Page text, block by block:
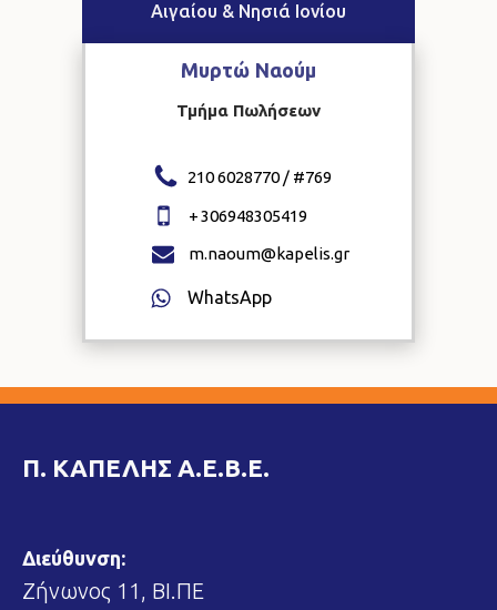
Αιγαίου & Νησιά Ιονίου
Μυρτώ Ναούμ
Τμήμα Πωλήσεων
210 6028770 / #769
+306948305419
m.naoum@kapelis.gr
WhatsApp
Π. ΚΑΠΕΛΗΣ Α.Ε.Β.Ε.
Διεύθυνση:
Ζήνωνος 11, ΒΙ.ΠΕ